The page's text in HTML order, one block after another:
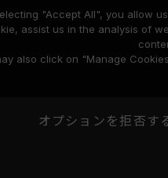
デンティティ"Accept All", you allow
assist us in the analysis of
also click on "Manage
オプションを拒否す